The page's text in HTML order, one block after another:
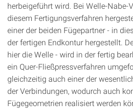
herbeigeführt wird. Bei Welle-Nabe-
diesem Fertigungsverfahren
einer der beiden Fügepartner - in
der fertigen Endkontur hergestellt.
hier die Welle - wird in der fertig
ein Quer-Fließpressverfahren
gleichzeitig auch einer der
der Verbindungen, wodurch auch
Fügegeometrien realisiert werden